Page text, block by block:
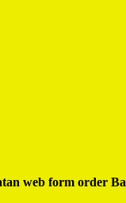
web form order